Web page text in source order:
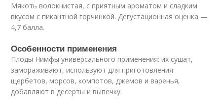
Мякоть волокнистая, с приятным ароматом и сладким
вкусом с пикантной горчинкой. Дегустационная оценка —
4,7 балла.
Особенности применения
Плоды Нимфы универсального применения: их сушат,
замораживают, используют для приготовления
щербетов, морсов, компотов, джемов и варенья,
добавляют в десерты и выпечку.